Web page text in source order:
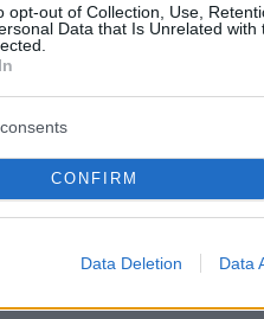
opt-out of Collection, Use,
Data that Is Unrelated
CONFIRM
Data Deletion Data
το Σάββατο.
επισημαίνει αύριο
της
επίπεδα αναμένεται
καθώς
φυσιολογική για
δεν είναι»